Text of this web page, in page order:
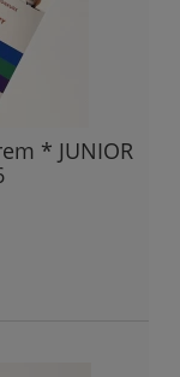
* JUNIOR